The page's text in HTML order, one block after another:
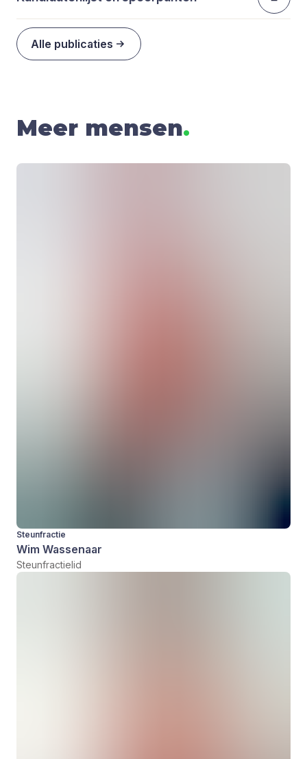
Alle publicaties
Meer mensen.
Steunfractie
Wim Wassenaar
Steunfractielid